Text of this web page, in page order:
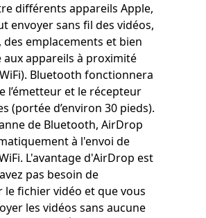
différents appareils Apple,
envoyer sans fil des vidéos,
emplacements et bien
aux appareils à proximité
Bluetooth fonctionnera
l’émetteur et le récepteur
(portée d’environ 30 pieds).
de Bluetooth, AirDrop
à l'envoi de
L'avantage d'AirDrop est
pas besoin de
le fichier vidéo et que vous
les vidéos sans aucune